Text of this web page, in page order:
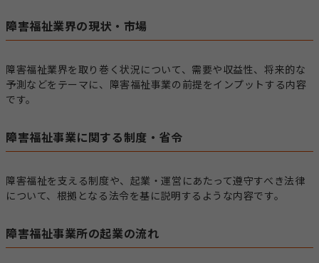
障害福祉業界の現状・市場
障害福祉業界を取り巻く状況について、需要や収益性、将来的な
予測などをテーマに、障害福祉事業の前提をインプットする内容
です。
障害福祉事業に関する制度・省令
障害福祉を支える制度や、起業・運営にあたって遵守すべき法律
について、根拠となる法令を基に説明するような内容です。
障害福祉事業所の起業の流れ